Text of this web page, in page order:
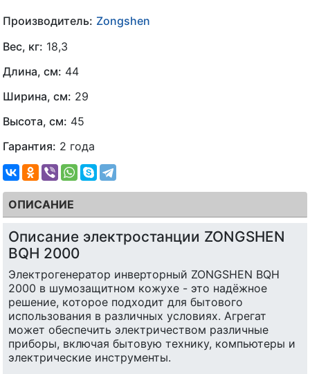
Производитель: Zongshen
Вес, кг: 18,3
Длина, см: 44
Ширина, см: 29
Высота, см: 45
Гарантия: 2 года
ОПИСАНИЕ
Описание электростанции ZONGSHEN
BQH 2000
Электрогенератор инверторный ZONGSHEN BQH
2000 в шумозащитном кожухе - это надёжное
решение, которое подходит для бытового
использования в различных условиях. Агрегат
может обеспечить электричеством различные
приборы, включая бытовую технику, компьютеры и
электрические инструменты.